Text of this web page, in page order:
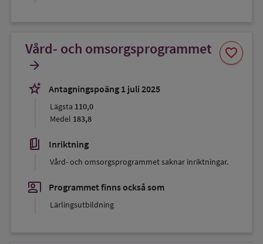
Vård- och omsorgsprogrammet
arrow_forward
stars_2
Antagningspoäng 1 juli 2025
Lägsta 110,0
Medel 183,8
book_5 Inriktning
Vård- och omsorgsprogrammet saknar inriktningar.
co_present Programmet finns också som
Lärlingsutbildning
favorite
Spara
som